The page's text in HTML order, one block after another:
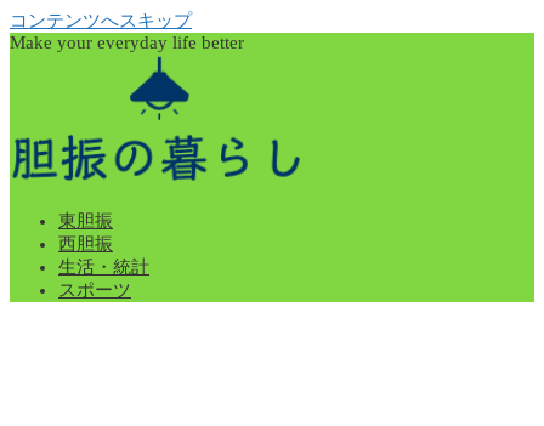
コンテンツへスキップ
Make your everyday life better
東胆振
西胆振
生活・統計
スポーツ